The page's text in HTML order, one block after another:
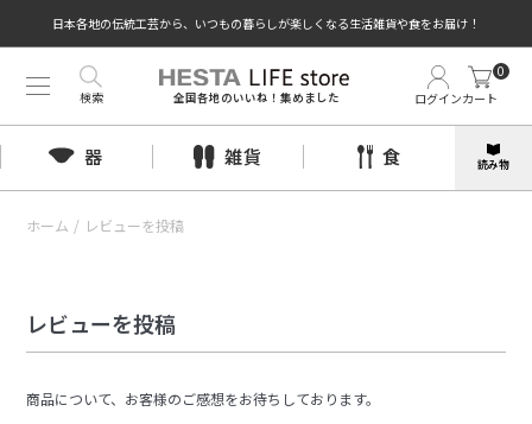
日本各地の伝統工芸から、いつもの暮らしが楽しくなる生活雑貨や食をお届け！
全国各地のいいね！集めました ログインカート
0
検索
器 雑貨 食 読み物
ホーム / レビューを投稿
レビューを投稿
商品について、お客様のご感想をお待ちしております。